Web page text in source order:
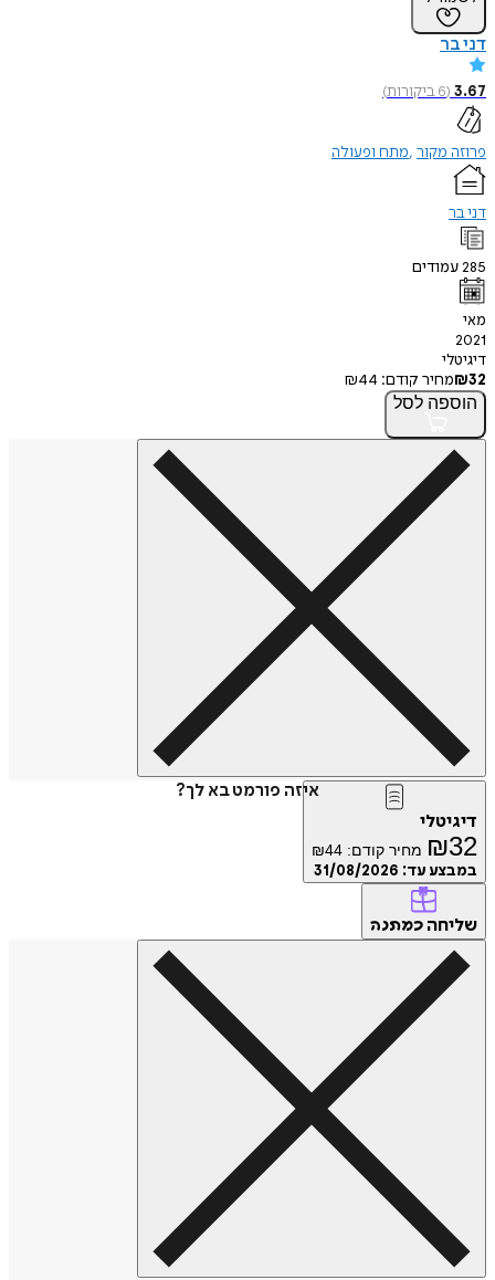
דני בר
3.67
(
6ביקורות)
פרוזה מקור מתח ופעולה
דני בר
285עמודים
מאי
2021
דיגיטלי
₪32 מחיר קודם: ₪44
הוספה לסל
איזה פורמט בא לך?
דיגיטלי
₪32 מחיר קודם: ₪44
במבצע עד: 31/08/2026
שליחה כמתנה